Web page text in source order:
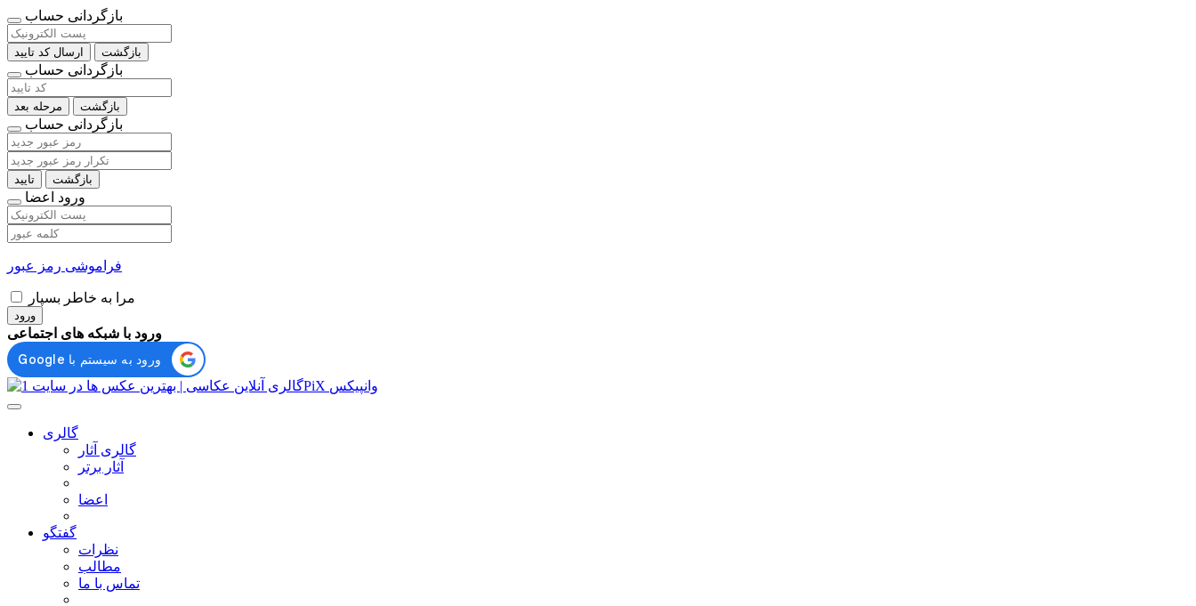
بازگردانی حساب
ارسال کد تایید بازگشت
بازگردانی حساب
مرحله بعد بازگشت
بازگردانی حساب
تایید بازگشت
ورود اعضا
فراموشی رمز عبور
مرا به خاطر بسپار
ورود
ورود با شبکه های اجتماعی
گالری
گالری آثار
آثار برتر
اعضا
گفتگو
نظرات
مطالب
تماس با ما